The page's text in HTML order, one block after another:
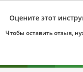
Оцените этот
Чтобы оставить отзыв,